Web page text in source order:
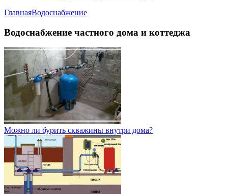
ГлавнаяВодоснабжение
Водоснабжение частного дома и коттеджа
Можно ли бурить скважины внутри дома?